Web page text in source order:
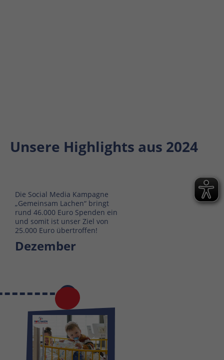
Unsere Highlights aus 2024
Dezember
Die Social Media Kampagne
„Gemeinsam Lachen“ bringt
rund 46.000 Euro Spenden ein
und somit ist unser Ziel von
25.000 Euro übertroffen!